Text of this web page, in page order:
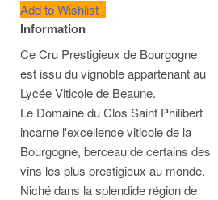
Add to Wishlist
Information
Ce Cru Prestigieux de Bourgogne
est issu du vignoble appartenant au
Lycée Viticole de Beaune.
Le Domaine du Clos Saint Philibert
incarne l'excellence viticole de la
Bourgogne, berceau de certains des
vins les plus prestigieux au monde.
Niché dans la splendide région de